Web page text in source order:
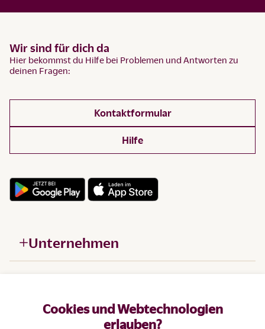
Cookies und Webtechnologien
erlauben?
Wir sind für dich da
Hier bekommst du Hilfe bei Problemen und Antworten zu
deinen Fragen:
Kontaktformular
Hilfe
Unternehmen
Produkte